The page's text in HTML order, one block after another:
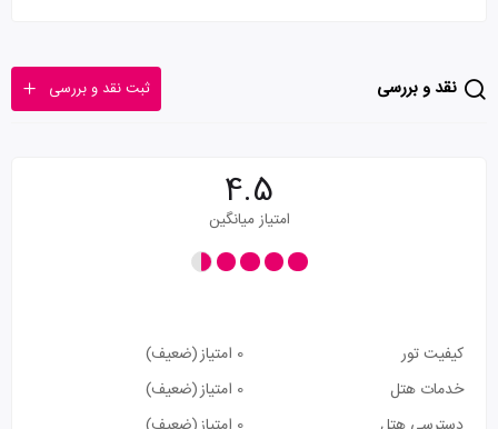
نقد و بررسی ثبت نقد و بررسی
4.5
امتیاز میانگین
کیفیت تور 0 امتیاز
(ضعیف)
خدمات هتل
0 امتیاز
(ضعیف)